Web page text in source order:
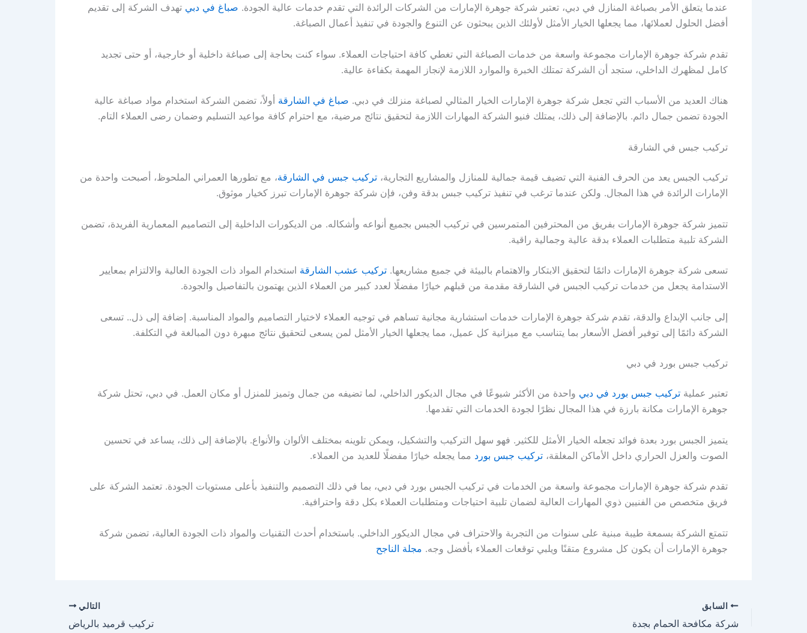
عندما يتعلق الأمر بصباغة المنازل في دبي، تعتبر شركة جوهرة الإمارات من الشركات الرائدة التي تقدم خدمات عالية الجودة. صباغ في دبي تهدف الشركة إلى تقديم
أفضل الحلول لعملائها، مما يجعلها الخيار الأمثل لأولئك الذين يبحثون عن التنوع والجودة في تنفيذ أعمال الصباغة.
تقدم شركة جوهرة الإمارات مجموعة واسعة من خدمات الصباغة التي تغطي كافة احتياجات العملاء. سواء كنت بحاجة إلى صباغة داخلية أو خارجية، أو حتى تجديد
كامل لمظهرك الداخلي، ستجد أن الشركة تمتلك الخبرة والموارد اللازمة لإنجاز المهمة بكفاءة عالية.
هناك العديد من الأسباب التي تجعل شركة جوهرة الإمارات الخيار المثالي لصباغة منزلك في دبي. صباغ في الشارقة أولاً، تضمن الشركة استخدام مواد صباغة عالية
الجودة تضمن جمال دائم. بالإضافة إلى ذلك، يمتلك فنيو الشركة المهارات اللازمة لتحقيق نتائج مرضية، مع احترام كافة مواعيد التسليم وضمان رضى العملاء التام.
تركيب جبس في الشارقة
تركيب الجبس يعد من الحرف الفنية التي تضيف قيمة جمالية للمنازل والمشاريع التجارية، تركيب جبس في الشارقة، مع تطورها العمراني الملحوظ، أصبحت واحدة من
الإمارات الرائدة في هذا المجال. ولكن عندما ترغب في تنفيذ تركيب جبس بدقة وفن، فإن شركة جوهرة الإمارات تبرز كخيار موثوق.
تتميز شركة جوهرة الإمارات بفريق من المحترفين المتمرسين في تركيب الجبس بجميع أنواعه وأشكاله. من الديكورات الداخلية إلى التصاميم المعمارية الفريدة، تضمن
الشركة تلبية متطلبات العملاء بدقة عالية وجمالية راقية.
تسعى شركة جوهرة الإمارات دائمًا لتحقيق الابتكار والاهتمام بالبيئة في جميع مشاريعها. تركيب عشب الشارقة استخدام المواد ذات الجودة العالية والالتزام بمعايير
الاستدامة يجعل من خدمات تركيب الجبس في الشارقة مقدمة من قبلهم خيارًا مفضلًا لعدد كبير من العملاء الذين يهتمون بالتفاصيل والجودة.
إلى جانب الإبداع والدقة، تقدم شركة جوهرة الإمارات خدمات استشارية مجانية تساهم في توجيه العملاء لاختيار التصاميم والمواد المناسبة. إضافة إلى ذل.. تسعى
الشركة دائمًا إلى توفير أفضل الأسعار بما يتناسب مع ميزانية كل عميل، مما يجعلها الخيار الأمثل لمن يسعى لتحقيق نتائج مبهرة دون المبالغة في التكلفة.
تركيب جبس بورد في دبي
تعتبر عملية تركيب جبس بورد في دبي واحدة من الأكثر شيوعًا في مجال الديكور الداخلي، لما تضيفه من جمال وتميز للمنزل أو مكان العمل. في دبي، تحتل شركة
جوهرة الإمارات مكانة بارزة في هذا المجال نظرًا لجودة الخدمات التي تقدمها.
يتميز الجبس بورد بعدة فوائد تجعله الخيار الأمثل للكثير. فهو سهل التركيب والتشكيل، ويمكن تلوينه بمختلف الألوان والأنواع. بالإضافة إلى ذلك، يساعد في تحسين
الصوت والعزل الحراري داخل الأماكن المغلقة، تركيب جبس بورد مما يجعله خيارًا مفضلًا للعديد من العملاء.
تقدم شركة جوهرة الإمارات مجموعة واسعة من الخدمات في تركيب الجبس بورد في دبي، بما في ذلك التصميم والتنفيذ بأعلى مستويات الجودة. تعتمد الشركة على
فريق متخصص من الفنيين ذوي المهارات العالية لضمان تلبية احتياجات ومتطلبات العملاء بكل دقة واحترافية.
تتمتع الشركة بسمعة طيبة مبنية على سنوات من التجربة والاحتراف في مجال الديكور الداخلي. باستخدام أحدث التقنيات والمواد ذات الجودة العالية، تضمن شركة
جوهرة الإمارات أن يكون كل مشروع متقنًا ويلبي توقعات العملاء بأفضل وجه. مجلة الناجح
السابق
شركة مكافحة الحمام بجدة
التالي
تركيب قرميد بالرياض